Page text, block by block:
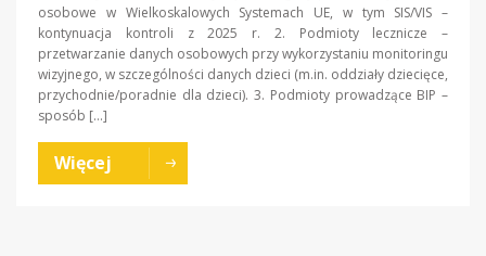
osobowe w Wielkoskalowych Systemach UE, w tym SIS/VIS –
kontynuacja kontroli z 2025 r. 2. Podmioty lecznicze –
przetwarzanie danych osobowych przy wykorzystaniu monitoringu
wizyjnego, w szczególności danych dzieci (m.in. oddziały dziecięce,
przychodnie/poradnie dla dzieci). 3. Podmioty prowadzące BIP –
sposób […]
Więcej